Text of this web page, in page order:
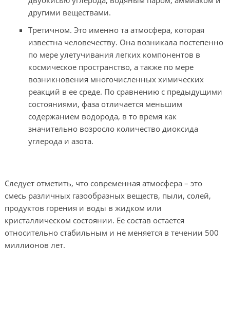
другими веществами.
Третичном. Это именно та атмосфера, которая
известна человечеству. Она возникала постепенно
по мере улетучивания легких компонентов в
космическое пространство, а также по мере
возникновения многочисленных химических
реакций в ее среде. По сравнению с предыдущими
состояниями, фаза отличается меньшим
содержанием водорода, в то время как
значительно возросло количество диоксида
углерода и азота.
Следует отметить, что современная атмосфера – это
смесь различных газообразных веществ, пыли, солей,
продуктов горения и воды в жидком или
кристаллическом состоянии. Ее состав остается
относительно стабильным и не меняется в течении 500
миллионов лет.